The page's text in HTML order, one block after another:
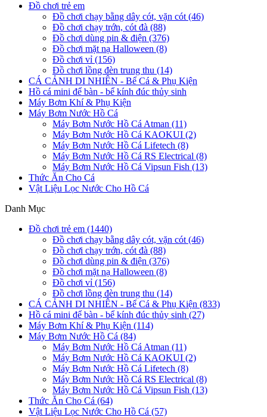
Đồ chơi trẻ em
Đồ chơi chạy bằng dây cót, vặn cót (46)
Đồ chơi chạy trớn, cót đà (88)
Đồ chơi dùng pin & điện (376)
Đồ chơi mặt nạ Halloween (8)
Đồ chơi vỉ (156)
Đồ chơi lồng đèn trung thu (14)
CÁ CẢNH DI NHIÊN - Bể Cá & Phụ Kiện
Hồ cá mini để bàn - bể kính đúc thủy sinh
Máy Bơm Khí & Phụ Kiện
Máy Bơm Nước Hồ Cá
Máy Bơm Nước Hồ Cá Atman (11)
Máy Bơm Nước Hồ Cá KAOKUI (2)
Máy Bơm Nước Hồ Cá Lifetech (8)
Máy Bơm Nước Hồ Cá RS Electrical (8)
Máy Bơm Nước Hồ Cá Vipsun Fish (13)
Thức Ăn Cho Cá
Vật Liệu Lọc Nước Cho Hồ Cá
Danh Mục
Đồ chơi trẻ em (1440)
Đồ chơi chạy bằng dây cót, vặn cót (46)
Đồ chơi chạy trớn, cót đà (88)
Đồ chơi dùng pin & điện (376)
Đồ chơi mặt nạ Halloween (8)
Đồ chơi vỉ (156)
Đồ chơi lồng đèn trung thu (14)
CÁ CẢNH DI NHIÊN - Bể Cá & Phụ Kiện (833)
Hồ cá mini để bàn - bể kính đúc thủy sinh (27)
Máy Bơm Khí & Phụ Kiện (114)
Máy Bơm Nước Hồ Cá (84)
Máy Bơm Nước Hồ Cá Atman (11)
Máy Bơm Nước Hồ Cá KAOKUI (2)
Máy Bơm Nước Hồ Cá Lifetech (8)
Máy Bơm Nước Hồ Cá RS Electrical (8)
Máy Bơm Nước Hồ Cá Vipsun Fish (13)
Thức Ăn Cho Cá (64)
Vật Liệu Lọc Nước Cho Hồ Cá (57)